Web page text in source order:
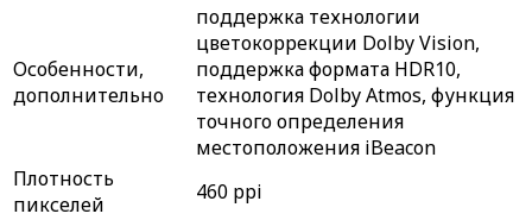
Особенности,
дополнительно
поддержка технологии
цветокоррекции Dolby Vision,
поддержка формата HDR10,
технология Dolby Atmos, функция
точного определения
местоположения iBeacon
Плотность
пикселей
460 ppi